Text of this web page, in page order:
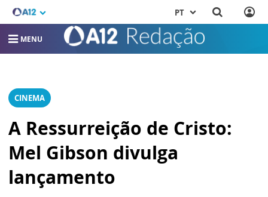
PT
MENU
CINEMA
A Ressurreição de Cristo:
Mel Gibson divulga
lançamento